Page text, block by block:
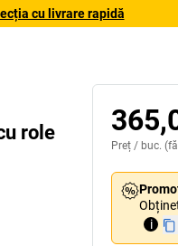
cu livrare rapidă
role
Preț / buc.
i